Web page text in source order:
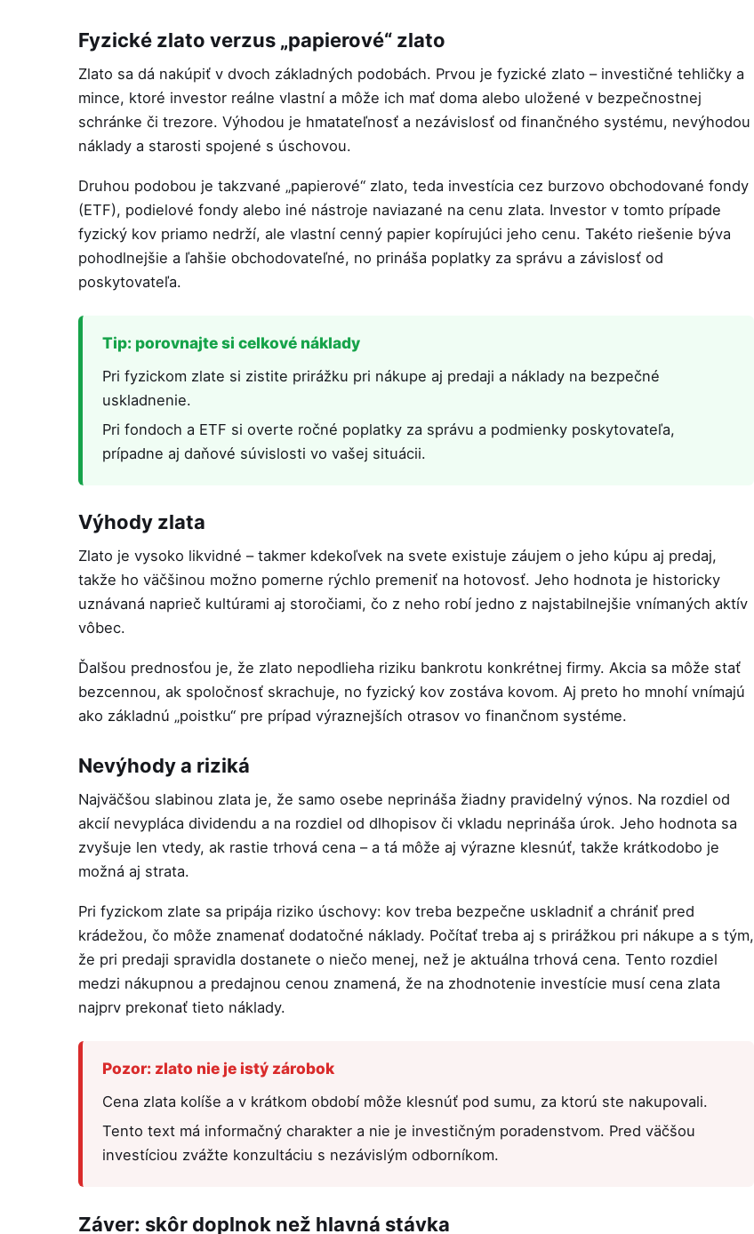
Fyzické zlato verzus „papierové“ zlato
Zlato sa dá nakúpiť v dvoch základných podobách. Prvou je fyzické zlato – investičné tehličky a
mince, ktoré investor reálne vlastní a môže ich mať doma alebo uložené v bezpečnostnej
schránke či trezore. Výhodou je hmatateľnosť a nezávislosť od finančného systému, nevýhodou
náklady a starosti spojené s úschovou.
Druhou podobou je takzvané „papierové“ zlato, teda investícia cez burzovo obchodované fondy
(ETF), podielové fondy alebo iné nástroje naviazané na cenu zlata. Investor v tomto prípade
fyzický kov priamo nedrží, ale vlastní cenný papier kopírujúci jeho cenu. Takéto riešenie býva
pohodlnejšie a ľahšie obchodovateľné, no prináša poplatky za správu a závislosť od
poskytovateľa.
Tip: porovnajte si celkové náklady
Pri fyzickom zlate si zistite prirážku pri nákupe aj predaji a náklady na bezpečné
uskladnenie.
Pri fondoch a ETF si overte ročné poplatky za správu a podmienky poskytovateľa,
prípadne aj daňové súvislosti vo vašej situácii.
Výhody zlata
Zlato je vysoko likvidné – takmer kdekoľvek na svete existuje záujem o jeho kúpu aj predaj,
takže ho väčšinou možno pomerne rýchlo premeniť na hotovosť. Jeho hodnota je historicky
uznávaná naprieč kultúrami aj storočiami, čo z neho robí jedno z najstabilnejšie vnímaných aktív
vôbec.
Ďalšou prednosťou je, že zlato nepodlieha riziku bankrotu konkrétnej firmy. Akcia sa môže stať
bezcennou, ak spoločnosť skrachuje, no fyzický kov zostáva kovom. Aj preto ho mnohí vnímajú
ako základnú „poistku“ pre prípad výraznejších otrasov vo finančnom systéme.
Nevýhody a riziká
Najväčšou slabinou zlata je, že samo osebe neprináša žiadny pravidelný výnos. Na rozdiel od
akcií nevypláca dividendu a na rozdiel od dlhopisov či vkladu neprináša úrok. Jeho hodnota sa
zvyšuje len vtedy, ak rastie trhová cena – a tá môže aj výrazne klesnúť, takže krátkodobo je
možná aj strata.
Pri fyzickom zlate sa pripája riziko úschovy: kov treba bezpečne uskladniť a chrániť pred
krádežou, čo môže znamenať dodatočné náklady. Počítať treba aj s prirážkou pri nákupe a s tým,
že pri predaji spravidla dostanete o niečo menej, než je aktuálna trhová cena. Tento rozdiel
medzi nákupnou a predajnou cenou znamená, že na zhodnotenie investície musí cena zlata
najprv prekonať tieto náklady.
Pozor: zlato nie je istý zárobok
Cena zlata kolíše a v krátkom období môže klesnúť pod sumu, za ktorú ste nakupovali.
Tento text má informačný charakter a nie je investičným poradenstvom. Pred väčšou
investíciou zvážte konzultáciu s nezávislým odborníkom.
Záver: skôr doplnok než hlavná stávka